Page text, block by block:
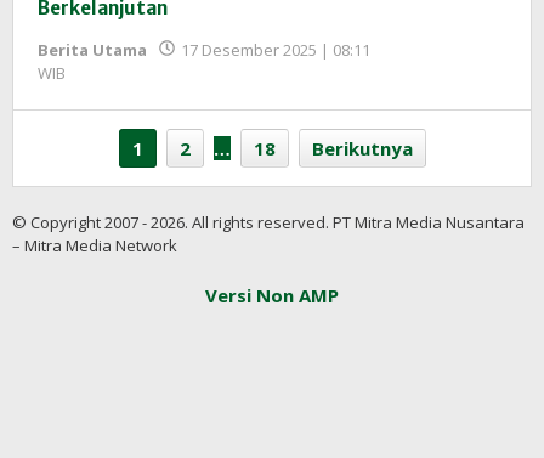
Berkelanjutan
Berita Utama
17 Desember 2025 | 08:11
WIB
InfoSAWIT
1 2 … 18 Berikutnya
© Copyright 2007 - 2026. All rights reserved. PT Mitra Media Nusantara
– Mitra Media Network
Versi Non AMP